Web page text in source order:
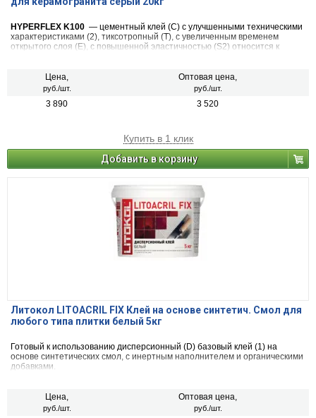
HYPERFLEX K100 — цементный клей (С) с улучшенными техническими
характеристиками (2), тиксотропный (Т), с увеличенным временем
открытого слоя (Е), с повышенной эластичностью (S2) относится к
Цена,
руб./шт.
Оптовая цена,
руб./шт.
3 890 3 520
Купить в 1 клик
Добавить в корзину
Литокол LITOACRIL FIX Клей на основе синтетич. Смол для
любого типа плитки белый 5кг
Готовый к использованию дисперсионный (D) базовый клей (1) на
основе синтетических смол, с инертным наполнителем и органическими
добавками.
Цена,
руб./шт.
Оптовая цена,
руб./шт.